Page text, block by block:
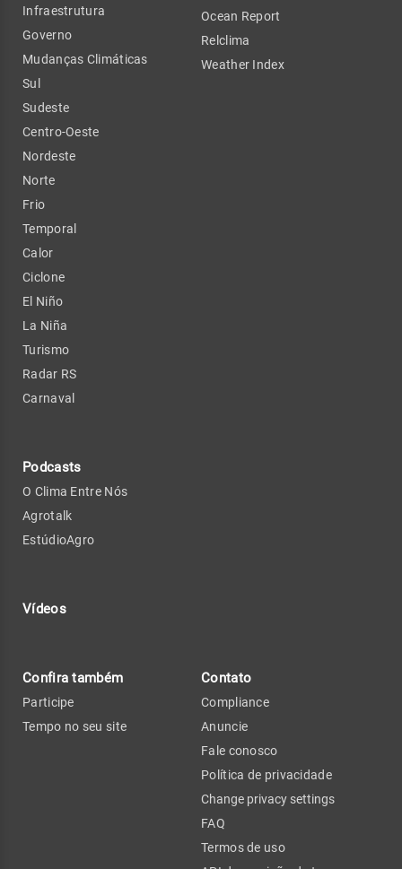
Infraestrutura
Governo
Mudanças Climáticas
Sul
Sudeste
Centro-Oeste
Nordeste
Norte
Frio
Temporal
Calor
Ciclone
El Niño
La Niña
Turismo
Radar RS
Carnaval
Podcasts
O Clima Entre Nós
Agrotalk
EstúdioAgro
Vídeos
Ocean Report
Relclima
Weather Index
Confira também
Participe
Tempo no seu site
Contato
Compliance
Anuncie
Fale conosco
Política de privacidade
Change privacy settings
FAQ
Termos de uso